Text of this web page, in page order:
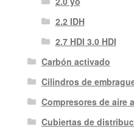
2.2 IDH
2.7 HDI 3.0 HDI
Carbón activado
Cilindros de
Compresores de aire
Cubiertas de